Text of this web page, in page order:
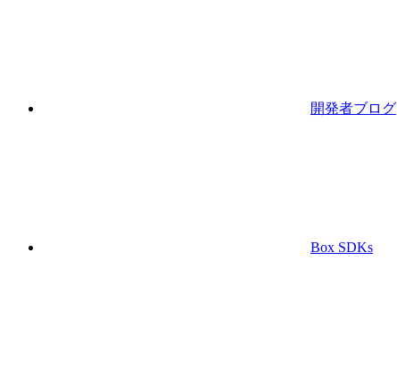
開発者ブログ
Box SDKs